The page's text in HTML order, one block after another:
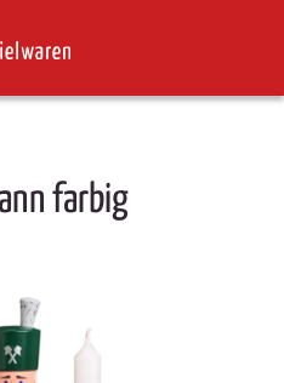
farbig